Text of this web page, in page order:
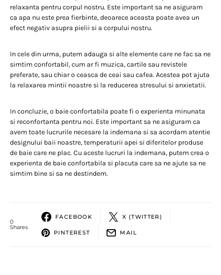
relaxanta pentru corpul nostru. Este important sa ne asiguram
ca apa nu este prea fierbinte, deoarece aceasta poate avea un
efect negativ asupra pielii si a corpului nostru.
In cele din urma, putem adauga si alte elemente care ne fac sa ne
simtim confortabil, cum ar fi muzica, cartile sau revistele
preferate, sau chiar o ceasca de ceai sau cafea. Acestea pot ajuta
la relaxarea mintii noastre si la reducerea stresului si anxietatii.
In concluzie, o baie confortabila poate fi o experienta minunata
si reconfortanta pentru noi. Este important sa ne asiguram ca
avem toate lucrurile necesare la indemana si sa acordam atentie
designului baii noastre, temperaturii apei si diferitelor produse
de baie care ne plac. Cu aceste lucruri la indemana, putem crea o
experienta de baie confortabila si placuta care sa ne ajute sa ne
simtim bine si sa ne destindem.
0
Shares
FACEBOOK X (TWITTER)
PINTEREST MAIL